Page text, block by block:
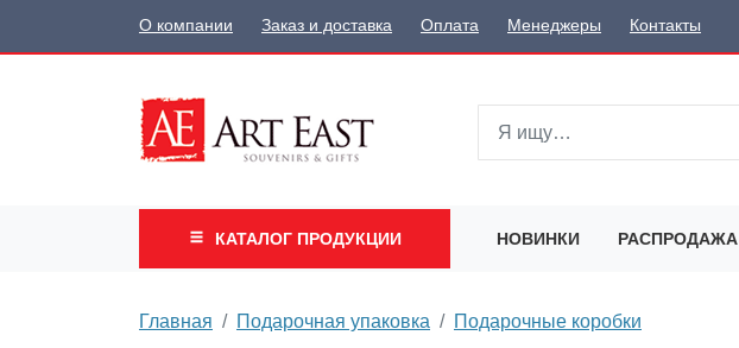
О компании Заказ и доставка Оплата Менеджеры Контакты
КАТАЛОГ ПРОДУКЦИИ НОВИНКИ РАСПРОДАЖА
Главная Подарочная упаковка Подарочные коробки